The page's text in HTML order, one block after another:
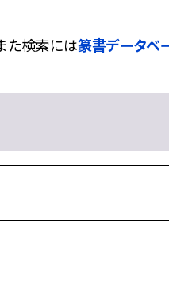
た検索には篆書データベ